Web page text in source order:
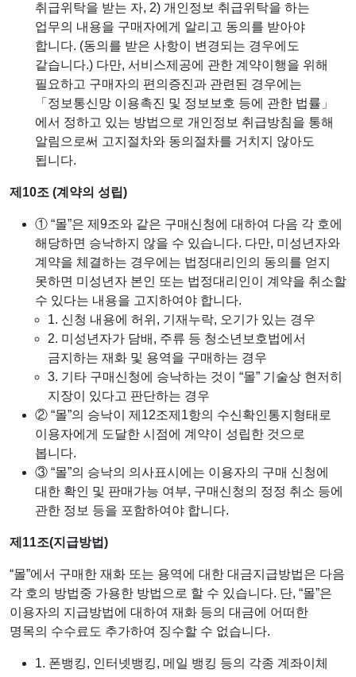
취급위탁을 받는 자, 2) 개인정보 취급위탁을 하는
업무의 내용을 구매자에게 알리고 동의를 받아야
합니다. (동의를 받은 사항이 변경되는 경우에도
같습니다.) 다만, 서비스제공에 관한 계약이행을 위해
필요하고 구매자의 편의증진과 관련된 경우에는
「정보통신망 이용촉진 및 정보보호 등에 관한 법률」
에서 정하고 있는 방법으로 개인정보 취급방침을 통해
알림으로써 고지절차와 동의절차를 거치지 않아도
됩니다.
제10조 (계약의 성립)
① “몰”은 제9조와 같은 구매신청에 대하여 다음 각 호에
해당하면 승낙하지 않을 수 있습니다. 다만, 미성년자와
계약을 체결하는 경우에는 법정대리인의 동의를 얻지
못하면 미성년자 본인 또는 법정대리인이 계약을 취소할
수 있다는 내용을 고지하여야 합니다.
1. 신청 내용에 허위, 기재누락, 오기가 있는 경우
2. 미성년자가 담배, 주류 등 청소년보호법에서
금지하는 재화 및 용역을 구매하는 경우
3. 기타 구매신청에 승낙하는 것이 “몰” 기술상 현저히
지장이 있다고 판단하는 경우
② “몰”의 승낙이 제12조제1항의 수신확인통지형태로
이용자에게 도달한 시점에 계약이 성립한 것으로
봅니다.
③ “몰”의 승낙의 의사표시에는 이용자의 구매 신청에
대한 확인 및 판매가능 여부, 구매신청의 정정 취소 등에
관한 정보 등을 포함하여야 합니다.
제11조(지급방법)
“몰”에서 구매한 재화 또는 용역에 대한 대금지급방법은 다음
각 호의 방법중 가용한 방법으로 할 수 있습니다. 단, “몰”은
이용자의 지급방법에 대하여 재화 등의 대금에 어떠한
명목의 수수료도 추가하여 징수할 수 없습니다.
1. 폰뱅킹, 인터넷뱅킹, 메일 뱅킹 등의 각종 계좌이체